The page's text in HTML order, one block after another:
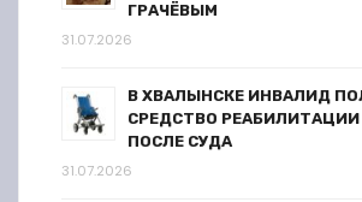
ГРАЧЁВЫМ
31.07.2026
В ХВАЛЫНСКЕ ИНВАЛИД
СРЕДСТВО
ПОСЛЕ СУДА
31.07.2026